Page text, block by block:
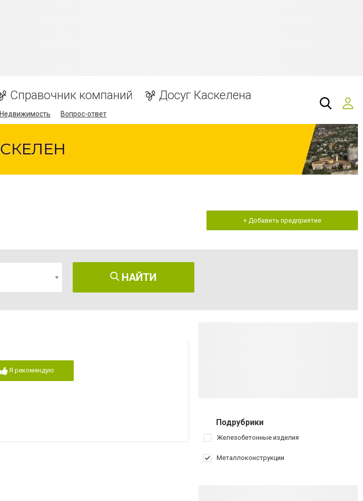
Справочник компаний Досуг Каскелена
Недвижимость Вопрос-ответ
+ Добавить предприятие
НАЙТИ
Я рекомендую
Подрубрики
Железобетонные изделия
Металлоконструкции